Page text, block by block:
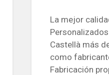
La mejor
Castellà más
como
Fabricación